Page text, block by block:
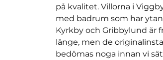
på kvalitet. Villorna i
med badrum som har
Kyrkby och Gribbylund är
länge, men de
bedömas noga innan vi